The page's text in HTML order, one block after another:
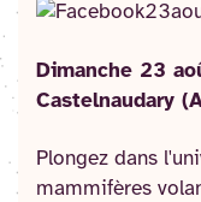
Dimanche 23
Castelnaudary
Plongez dans
mammifères